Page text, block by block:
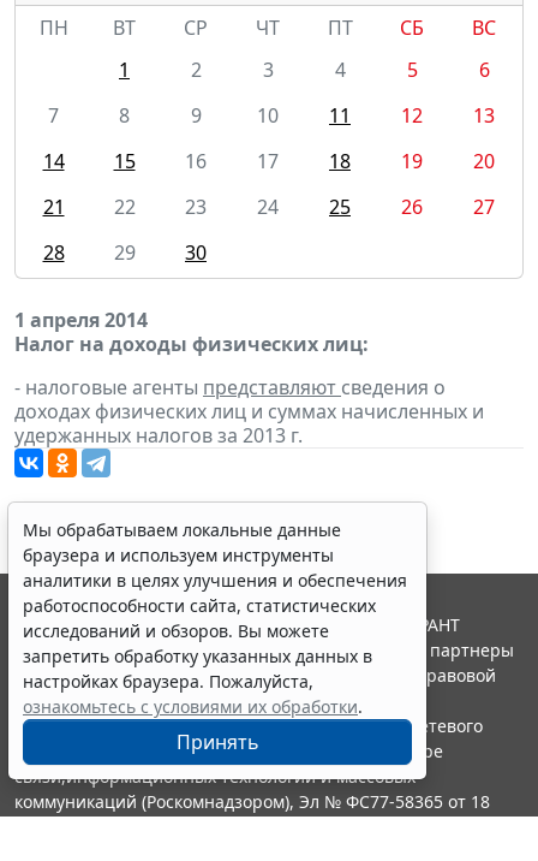
ПН
ВТ СР ЧТ ПТ СБ
ВС
1
2 3 4 5
6
7
8 9 10 11 12
13
14
15 16 17 18 19
20
21
22 23 24 25 26
27
28
29 30
1 апреля 2014
Налог на доходы физических лиц:
- налоговые агенты представляют сведения о
доходах физических лиц и суммах начисленных и
удержанных налогов за 2013 г.
Мы обрабатываем локальные данные
браузера и используем инструменты
аналитики в целях улучшения и обеспечения
работоспособности сайта, статистических
исследований и обзоров. Вы можете
запретить обработку указанных данных в
настройках браузера. Пожалуйста,
ознакомьтесь с условиями их обработки.
Принять
© ООО "НПП "ГАРАНТ-СЕРВИС", 2026. Система ГАРАНТ
выпускается с 1990 года. Компания "Гарант" и ее партнеры
являются участниками Российской ассоциации правовой
информации ГАРАНТ.
Портал ГАРАНТ.РУ зарегистрирован в качестве сетевого
издания Федеральной службой по надзору в сфере
связи,информационных технологий и массовых
коммуникаций (Роскомнадзором), Эл № ФС77-58365 от 18